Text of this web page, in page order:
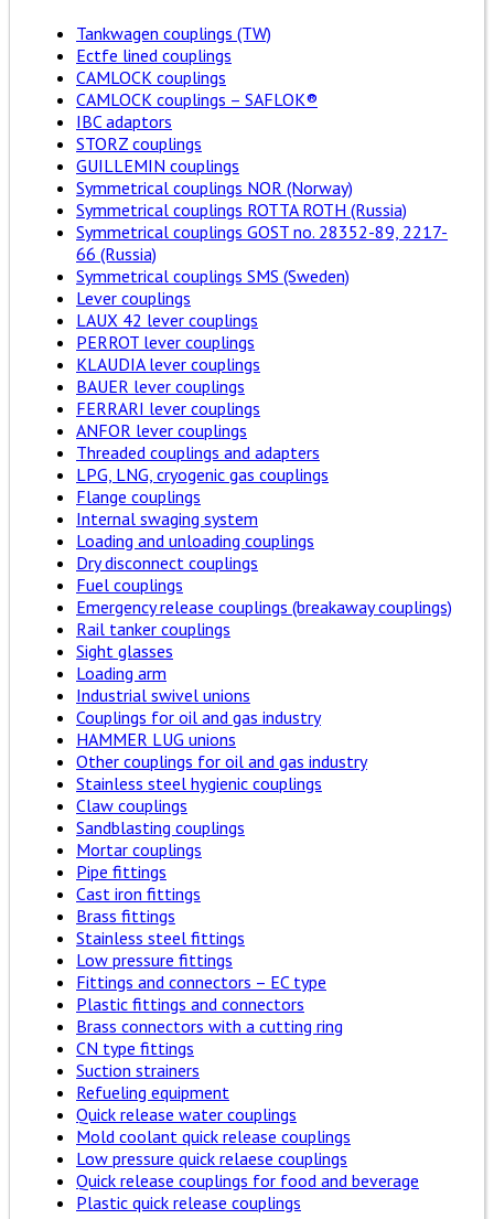
Tankwagen couplings (TW)
Ectfe lined couplings
CAMLOCK couplings
CAMLOCK couplings – SAFLOK®
IBC adaptors
STORZ couplings
GUILLEMIN couplings
Symmetrical couplings NOR (Norway)
Symmetrical couplings ROTTA ROTH (Russia)
Symmetrical couplings GOST no. 28352-89, 2217-
66 (Russia)
Symmetrical couplings SMS (Sweden)
Lever couplings
LAUX 42 lever couplings
PERROT lever couplings
KLAUDIA lever couplings
BAUER lever couplings
FERRARI lever couplings
ANFOR lever couplings
Threaded couplings and adapters
LPG, LNG, cryogenic gas couplings
Flange couplings
Internal swaging system
Loading and unloading couplings
Dry disconnect couplings
Fuel couplings
Emergency release couplings (breakaway couplings)
Rail tanker couplings
Sight glasses
Loading arm
Industrial swivel unions
Couplings for oil and gas industry
HAMMER LUG unions
Other couplings for oil and gas industry
Stainless steel hygienic couplings
Claw couplings
Sandblasting couplings
Mortar couplings
Pipe fittings
Cast iron fittings
Brass fittings
Stainless steel fittings
Low pressure fittings
Fittings and connectors – EC type
Plastic fittings and connectors
Brass connectors with a cutting ring
CN type fittings
Suction strainers
Refueling equipment
Quick release water couplings
Mold coolant quick release couplings
Low pressure quick relaese couplings
Quick release couplings for food and beverage
Plastic quick release couplings